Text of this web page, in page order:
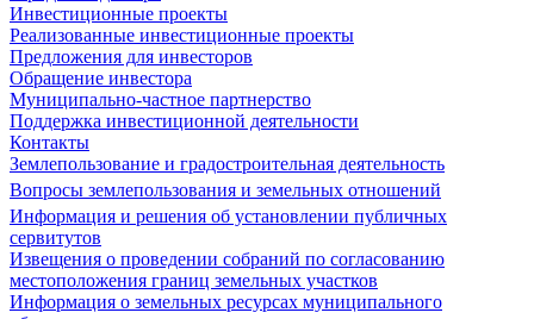
Инвестиционные проекты
Реализованные инвестиционные проекты
Предложения для инвесторов
Обращение инвестора
Муниципально-частное партнерство
Поддержка инвестиционной деятельности
Контакты
Землепользование и градостроительная деятельность
Вопросы землепользования и земельных отношений
Информация и решения об установлении публичных
сервитутов
Извещения о проведении собраний по согласованию
местоположения границ земельных участков
Информация о земельных ресурсах муниципального